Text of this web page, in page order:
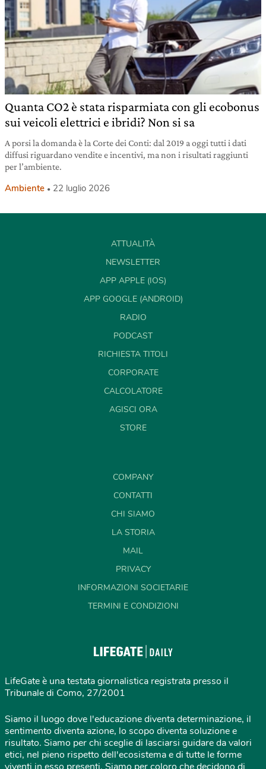
Quanta CO2 è stata risparmiata con gli ecobonus
sui veicoli elettrici e ibridi? Non si sa
A porsi la domanda è la Corte dei Conti: dal 2019 a oggi tutti i dati
diffusi riguardano vendite e incentivi, ma non i risultati raggiunti
per l’ambiente.
Ambiente 22 luglio 2026
ATTUALITÀ
NEWSLETTER
APP APPLE (IOS)
APP GOOGLE (ANDROID)
RADIO
PODCAST
RICHIESTA TITOLI
CORPORATE
CALCOLATORE
AGISCI ORA
STORE
COMPANY
CONTATTI
CHI SIAMO
LA STORIA
MAIL
PRIVACY
INFORMAZIONI SOCIETARIE
TERMINI E CONDIZIONI
LifeGate è una testata giornalistica registrata presso il
Tribunale di Como, 27/2001
Siamo il luogo dove l'educazione diventa determinazione, il
sentimento diventa azione, lo scopo diventa soluzione e
risultato. Siamo per chi sceglie di lasciarsi guidare da valori
etici, nel pieno rispetto dell'ecosistema e di tutte le forme